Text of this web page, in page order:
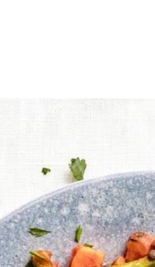
pan op laag vuur 20 min.
samen met de paprikareepjes
nog 2 min. Breng
roomkaas.